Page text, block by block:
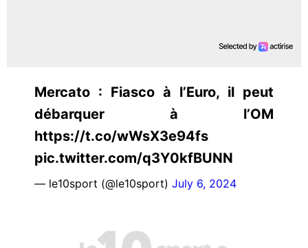
Mercato : Fiasco à l’Euro, il peut
débarquer à l’OM
https://t.co/wWsX3e94fs
pic.twitter.com/q3Y0kfBUNN
— le10sport (@le10sport) July 6, 2024